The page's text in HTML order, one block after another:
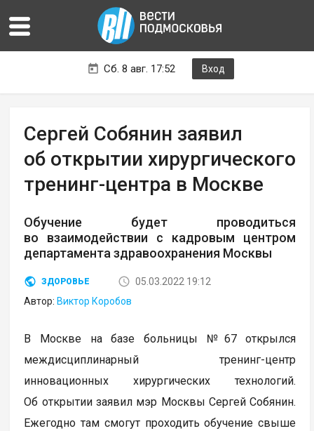
Сб. 8 авг. 17:52 Вход
Сергей Собянин заявил
об открытии хирургического
тренинг-центра в Москве
Обучение будет проводиться
во взаимодействии с кадровым центром
департамента здравоохранения Москвы
ЗДОРОВЬЕ
05.03.2022 19:12
Автор: Виктор Коробов
В Москве на базе больницы №67 открылся
междисциплинарный тренинг-центр
инновационных хирургических технологий.
Об открытии заявил мэр Москвы Сергей Собянин.
Ежегодно там смогут проходить обучение свыше